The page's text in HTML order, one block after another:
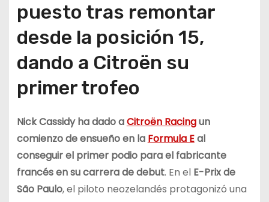
puesto tras remontar
desde la posición 15,
dando a Citroën su
primer trofeo
Nick Cassidy ha dado aCitroën Racingun
comienzo de ensueño en la Formula Eal
conseguir el primer podio para el fabricante
francés en su carrera de debut. En el E-Prix de
São Paulo, el piloto neozelandés protagonizó una